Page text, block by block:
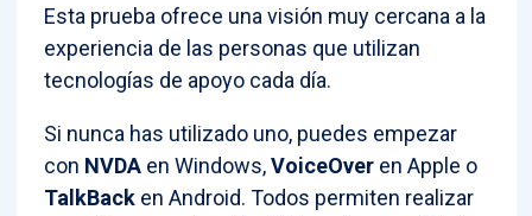
Esta prueba ofrece una visión muy cercana a la
experiencia de las personas que utilizan
tecnologías de apoyo cada día.
Si nunca has utilizado uno, puedes empezar
con NVDA en Windows,VoiceOver en Apple o
TalkBack en Android. Todos permiten realizar